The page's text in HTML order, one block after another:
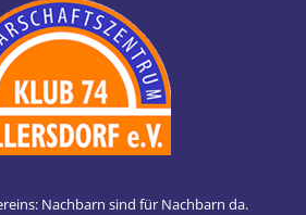
Nachbarn sind für Nachbarn da.